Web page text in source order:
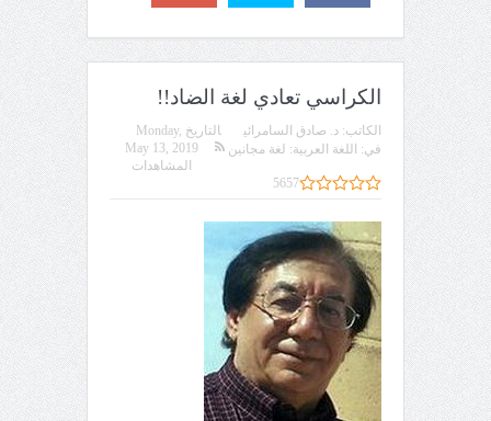
الكراسي تعادي لغة الضاد!!
الكاتب: د. صادق السامرائي التاريخ Monday,
May 13, 2019
في: اللغة العربية: لغة مجانين
المشاهدات
5657